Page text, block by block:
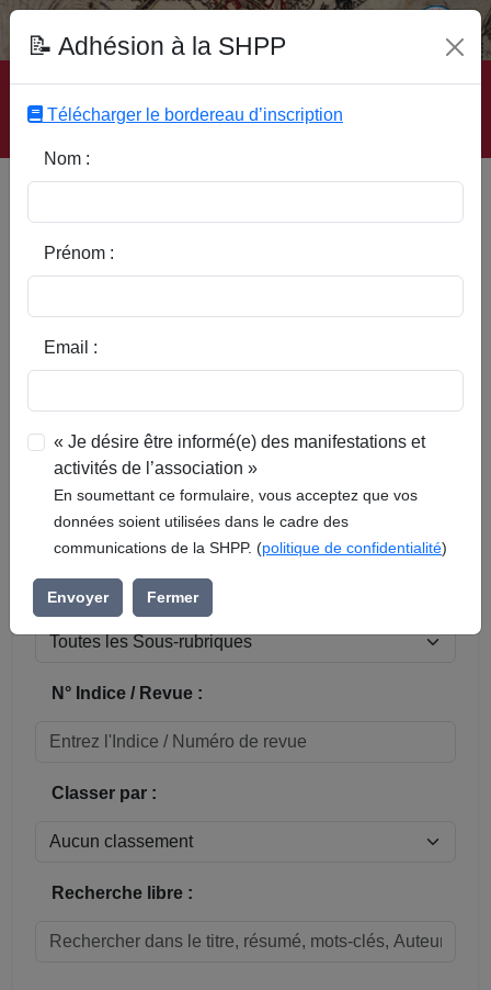
Accueil | Site SHPP | Auteurs | Editeurs | Rubriques |
Sous-Rubriques | Mots-Clefs | Contact
Réinitialiser
Sous-rubrique / Commune :
N° Indice / Revue :
Classer par :
Recherche libre :
📝 Adhésion à la SHPP
Télécharger le bordereau d’inscription
Nom :
Prénom :
Email :
« Je désire être informé(e) des manifestations et
activités de l’association »
En soumettant ce formulaire, vous acceptez que vos
données soient utilisées dans le cadre des
communications de la SHPP. (politique de confidentialité)
Envoyer Fermer